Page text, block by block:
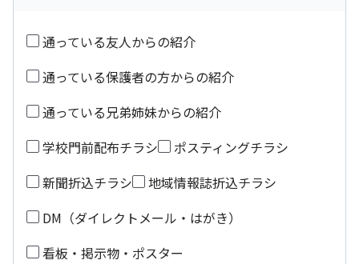
通っている友人からの紹介
通っている保護者の方からの紹介
通っている兄弟姉妹からの紹介
学校門前配布チラシ
ポスティングチラシ
新聞折込チラシ
地域情報誌折込チラシ
DM（ダイレクトメール・はがき）
看板・掲示物・ポスター